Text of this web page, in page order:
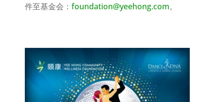
件至基金会： foundation@yeehong.com。